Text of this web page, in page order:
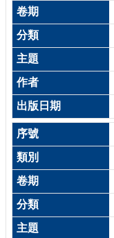
服
務
專
題
報
導
技
術
論
壇
產
業
專
欄